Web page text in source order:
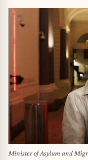
Minister of Asylum and